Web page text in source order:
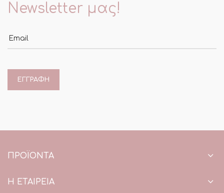
Newsletter μας!
ΠΡΟΪΌΝΤΑ
Η ΕΤΑΙΡΕΙΑ